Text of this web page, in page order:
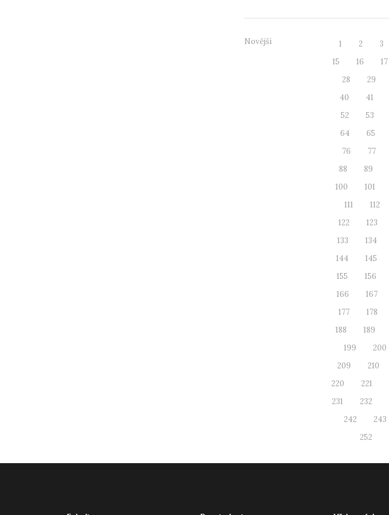
Novější 1 2 3
15
16 17
28
29
40
41
52
53
64
65
76
77
88
89
100
101
111
112
122
123
133
134
144
145
155
156
166
167
177
178
188
189
199
200
209
210
220
221
231
232
242
243
252